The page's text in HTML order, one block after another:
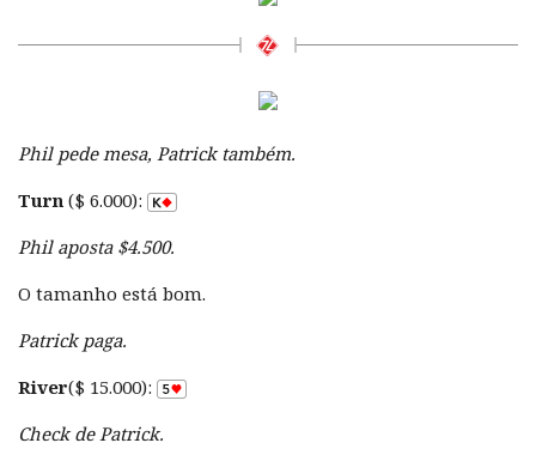
Phil pede mesa, Patrick também.
Turn ($ 6.000):
Phil aposta $4.500.
O tamanho está bom.
Patrick paga.
River($ 15.000):
Check de Patrick.